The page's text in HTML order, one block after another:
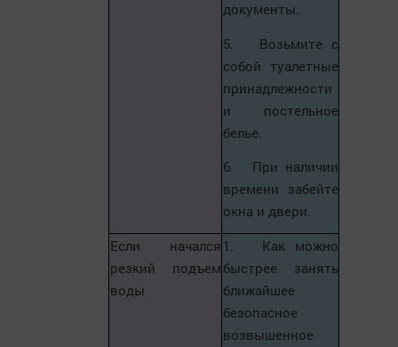
документы.
5. Возьмите с
собой туалетные
принадлежности
и постельное
белье.
6. При наличии
времени забейте
окна и двери.
Если начался
резкий подъем
воды
1. Как можно
быстрее занять
ближайшее
безопасное
возвышенное